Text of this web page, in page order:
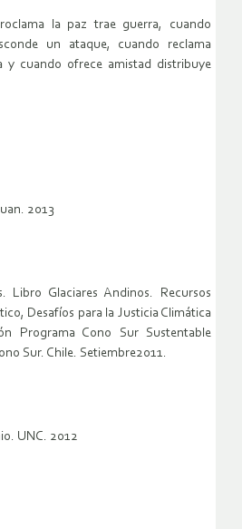
la paz trae guerra, cuando
un ataque, cuando reclama
y cuando ofrece amistad distribuye
2013
Libro Glaciares Andinos. Recursos
Desafíos para la Justicia Climática
Programa Cono Sur Sustentable
Sur. Chile. Setiembre2011.
UNC. 2012